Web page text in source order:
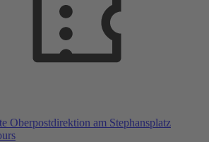
Oberpostdirektion am Stephansplatz